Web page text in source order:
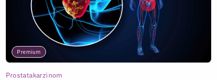
Premium
Prostatakarzinom